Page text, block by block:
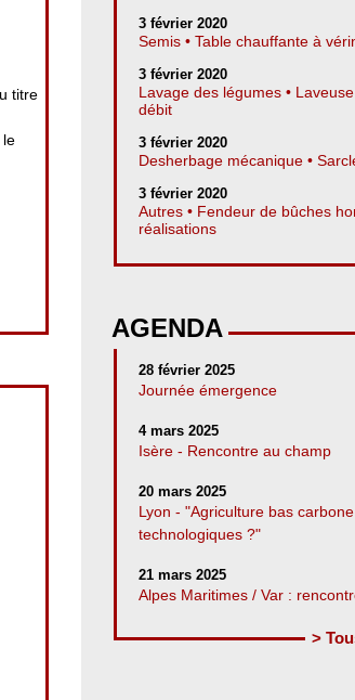
titre
le
3 février 2020
Semis • Table chauffante à
3 février 2020
Lavage des légumes •
débit
3 février 2020
Desherbage mécanique •
3 février 2020
Autres • Fendeur de bûches
réalisations
AGENDA
28 février 2025
Journée émergence
4 mars 2025
Isère - Rencontre au champ
20 mars 2025
Lyon - "Agriculture bas
technologiques ?"
21 mars 2025
Alpes Maritimes / Var :
>